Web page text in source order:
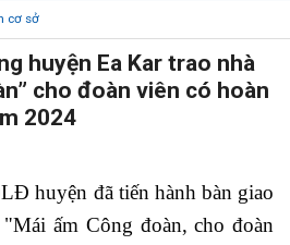
cơ sở
huyện Ea Kar trao nhà
cho đoàn viên có hoàn
2024
huyện đã tiến hành bàn giao
ấm Công đoàn, cho đoàn